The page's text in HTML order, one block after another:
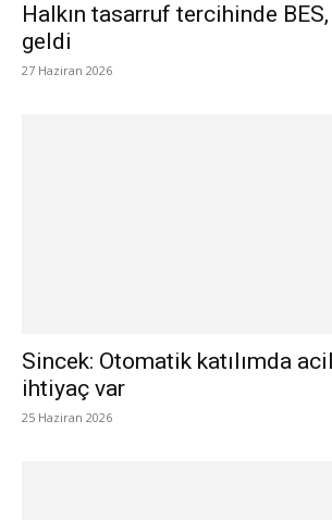
Halkın tasarruf tercihinde BES,
geldi
27 Haziran 2026
Sincek: Otomatik katılımda
ihtiyaç var
25 Haziran 2026